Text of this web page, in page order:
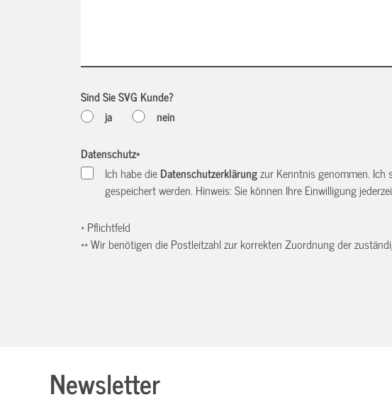
Sind Sie SVG Kunde?
ja
nein
Datenschutz*
Ich habe dieDatenschutzerklärungzur Kenntnis genommen. Ich
gespeichert werden. Hinweis: Sie können Ihre Einwilligung
* Pflichtfeld
** Wir benötigen die Postleitzahl zur korrekten Zuordnung der
Newsletter